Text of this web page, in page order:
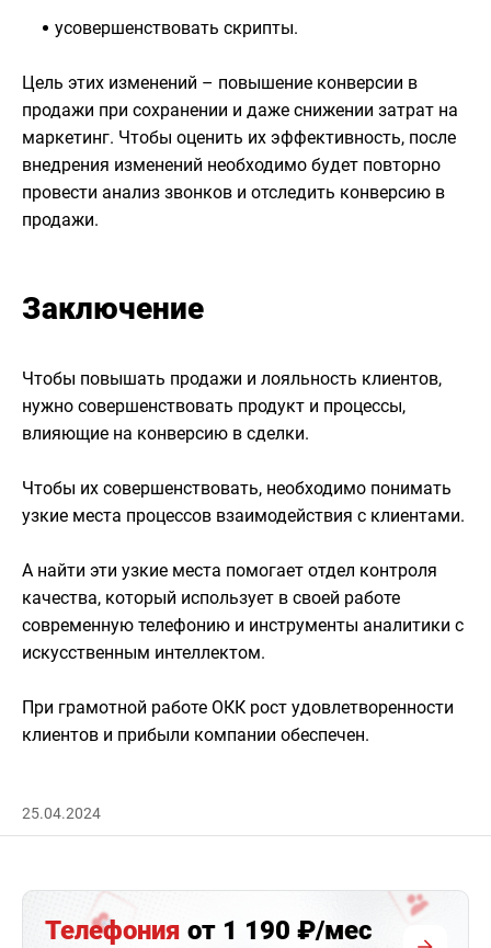
усовершенствовать скрипты.
Цель этих изменений – повышение конверсии в
продажи при сохранении и даже снижении затрат на
маркетинг. Чтобы оценить их эффективность, после
внедрения изменений необходимо будет повторно
провести анализ звонков и отследить конверсию в
продажи.
Заключение
Чтобы повышать продажи и лояльность клиентов,
нужно совершенствовать продукт и процессы,
влияющие на конверсию в сделки.
Чтобы их совершенствовать, необходимо понимать
узкие места процессов взаимодействия с клиентами.
А найти эти узкие места помогает отдел контроля
качества, который использует в своей работе
современную телефонию и инструменты аналитики с
искусственным интеллектом.
При грамотной работе ОКК рост удовлетворенности
клиентов и прибыли компании обеспечен.
25.04.2024
Телефония от 1 190 ₽/мес